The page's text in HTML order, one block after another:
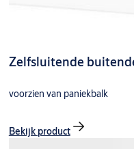
Zelfsluitende
voorzien van paniekbalk
Bekijk product